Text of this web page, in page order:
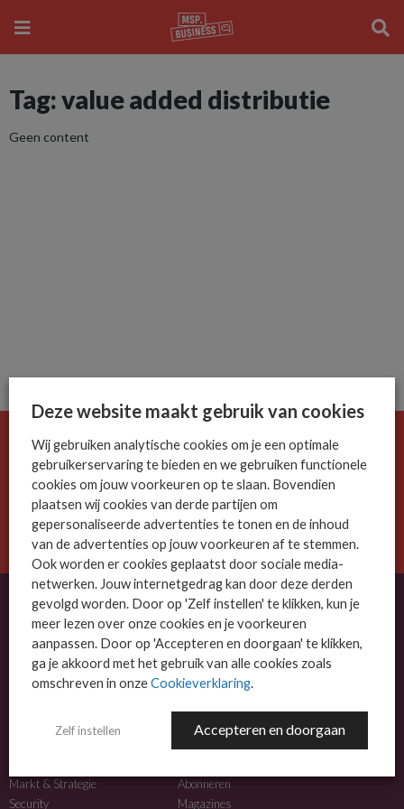
Tag: value added distributie
Geen content
De ICT-wereld is snel. Mis niets.
Meld je nu aan voor de MSP Business nieuwsbrief.
AANMELDEN
OVER MSP BUSINESS
MSP Business is het kennisplatform voor IT-dienstverleners met MKB-focus.
NIEUWS
Markt & Strategie
Security
MEER INFO
Abonneren
Magazines
Deze website maakt gebruik van cookies
Wij gebruiken analytische cookies om je een optimale
gebruikerservaring te bieden en we gebruiken functionele
cookies om jouw voorkeuren op te slaan. Bovendien
plaatsen wij cookies van derde partijen om
gepersonaliseerde advertenties te tonen en de inhoud
van de advertenties op jouw voorkeuren af te stemmen.
Ook worden er cookies geplaatst door sociale media-
netwerken. Jouw internetgedrag kan door deze derden
gevolgd worden. Door op 'Zelf instellen' te klikken, kun je
meer lezen over onze cookies en je voorkeuren
aanpassen. Door op 'Accepteren en doorgaan' te klikken,
ga je akkoord met het gebruik van alle cookies zoals
omschreven in onzeCookieverklaring.
Zelf instellen Accepteren en doorgaan